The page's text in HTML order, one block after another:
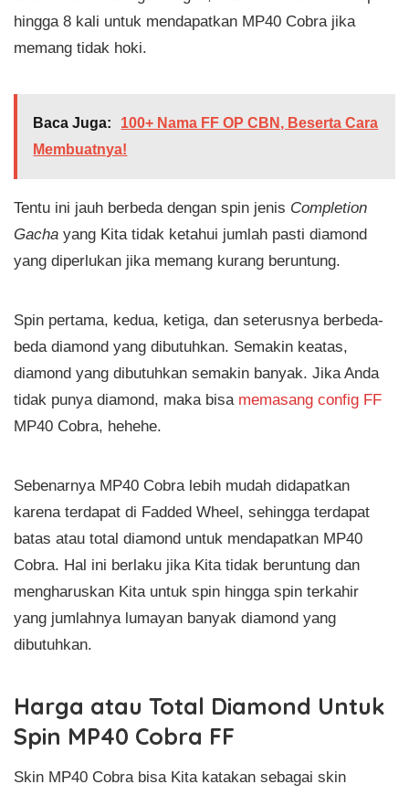
hingga 8 kali untuk mendapatkan MP40 Cobra jika
memang tidak hoki.
Baca Juga:
100+ Nama FF OP CBN, Beserta Cara
Membuatnya!
Tentu ini jauh berbeda dengan spin jenis Completion
Gacha yang Kita tidak ketahui jumlah pasti diamond
yang diperlukan jika memang kurang beruntung.
Spin pertama, kedua, ketiga, dan seterusnya berbeda-
beda diamond yang dibutuhkan. Semakin keatas,
diamond yang dibutuhkan semakin banyak. Jika Anda
tidak punya diamond, maka bisa memasang config FF
MP40 Cobra, hehehe.
Sebenarnya MP40 Cobra lebih mudah didapatkan
karena terdapat di Fadded Wheel, sehingga terdapat
batas atau total diamond untuk mendapatkan MP40
Cobra. Hal ini berlaku jika Kita tidak beruntung dan
mengharuskan Kita untuk spin hingga spin terkahir
yang jumlahnya lumayan banyak diamond yang
dibutuhkan.
Harga atau Total Diamond Untuk
Spin MP40 Cobra FF
Skin MP40 Cobra bisa Kita katakan sebagai skin